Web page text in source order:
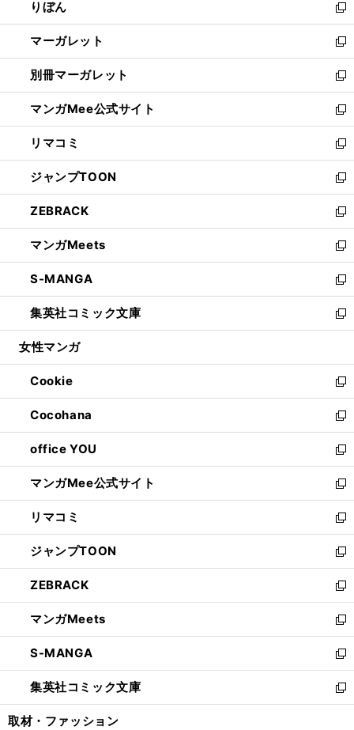
く
で
開
く
ド
ウ
で
開
く
ィ
ン
ド
ウ
で
開
く
りぼん
新
し
い
ウ
ィ
ン
ド
ウ
で
開
く
マーガレット
新
し
い
ウ
ィ
ン
ド
ウ
で
開
く
別冊マーガレット
新
し
い
ウ
ィ
ン
ド
ウ
で
開
く
マンガMee公式サイト
新
し
い
ウ
ィ
ン
ド
ウ
で
開
く
リマコミ
新
し
い
ウ
ィ
ン
ド
ウ
で
開
く
ジャンプTOON
新
し
い
ウ
ィ
ン
ド
ウ
で
開
ZEBRACK
新
し
い
ウ
ィ
ン
ド
ウ
開
く
マンガMeets
新
し
い
ウ
ィ
ン
ウ
で
開
く
S-MANGA
新
し
い
ウ
ン
ド
ウ
で
開
く
集英社コミック文庫
新
し
ウ
ィ
ン
ド
ウ
で
開
く
女性マンガ
Cookie
新
し
い
ウ
ィ
ン
ド
ウ
で
開
く
Cocohana
新
し
い
ウ
ィ
ン
ド
ウ
で
開
く
office YOU
新
し
い
ウ
ィ
ン
ド
ウ
で
開
く
マンガMee公式サイト
新
し
い
ウ
ィ
ン
ド
ウ
で
開
く
リマコミ
新
し
い
ウ
ィ
ン
ド
ウ
で
開
く
ジャンプTOON
新
し
い
ウ
ィ
ン
ド
ウ
で
開
ZEBRACK
新
し
い
ウ
ィ
ン
ド
ウ
マンガMeets
新
し
い
ウ
ィ
ン
S-MANGA
新
し
い
ウ
集英社コミック文庫
新
し
取材・ファッション